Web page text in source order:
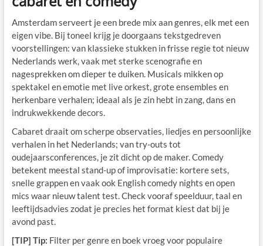
Amsterdam serveert je een brede mix aan genres, elk met een
eigen vibe. Bij toneel krijg je doorgaans tekstgedreven
voorstellingen: van klassieke stukken in frisse regie tot nieuw
Nederlands werk, vaak met sterke scenografie en
nagesprekken om dieper te duiken. Musicals mikken op
spektakel en emotie met live orkest, grote ensembles en
herkenbare verhalen; ideaal als je zin hebt in zang, dans en
indrukwekkende decors.
Cabaret draait om scherpe observaties, liedjes en persoonlijke
verhalen in het Nederlands; van try-outs tot
oudejaarsconferences, je zit dicht op de maker. Comedy
betekent meestal stand-up of improvisatie: kortere sets,
snelle grappen en vaak ook English comedy nights en open
mics waar nieuw talent test. Check vooraf speelduur, taal en
leeftijdsadvies zodat je precies het format kiest dat bij je
avond past.
[TIP] Tip: Filter per genre en boek vroeg voor populaire